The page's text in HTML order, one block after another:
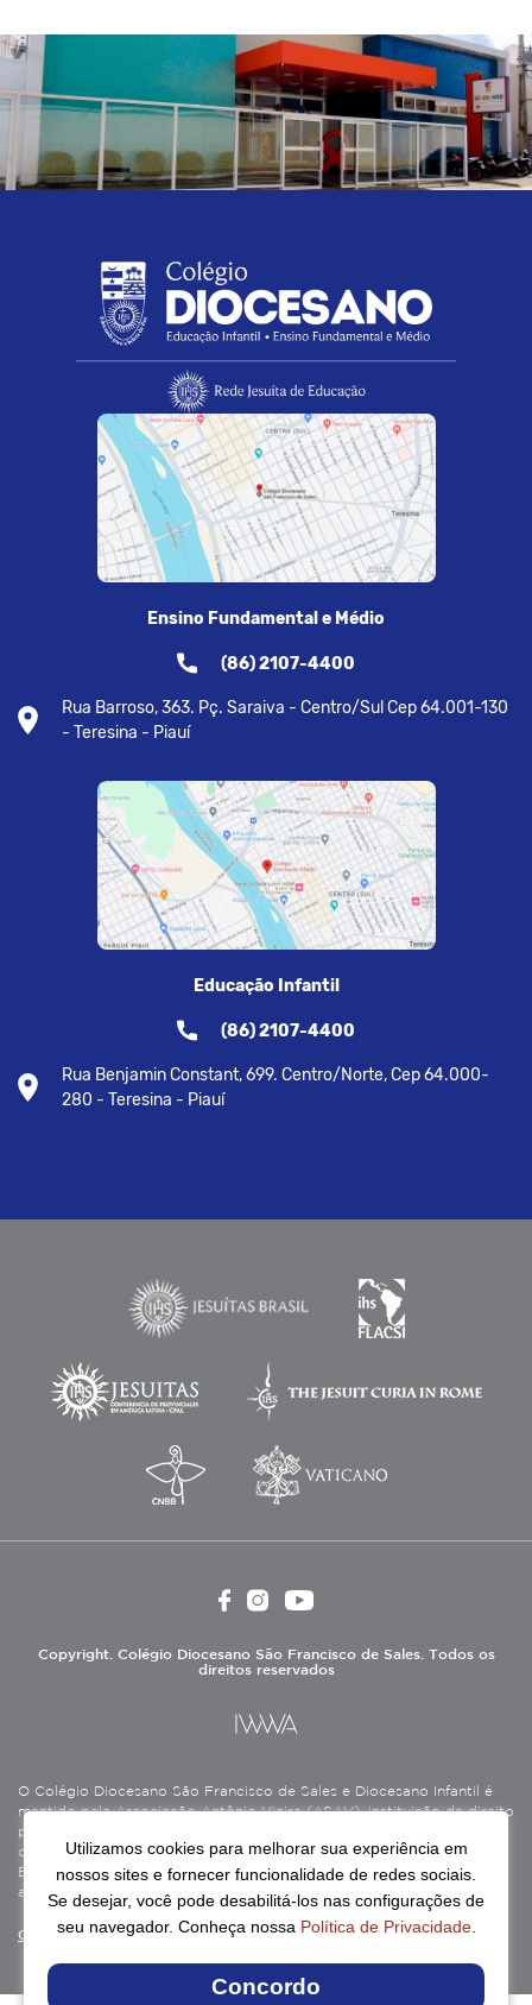
Ensino Fundamental e Médio
(86) 2107-4400
Rua Barroso, 363. Pç. Saraiva - Centro/Sul Cep 64.001-130
- Teresina - Piauí
Educação Infantil
(86) 2107-4400
Rua Benjamin Constant, 699. Centro/Norte, Cep 64.000-
280 - Teresina - Piauí
Copyright. Colégio Diocesano São Francisco de Sales. Todos os
direitos reservados
O Colégio Diocesano São Francisco de Sales e Diocesano Infantil é
mantido pela Associação Antônio Vieira (ASAV), instituição de direito
privado sem fins lucrativos, filantrópica, de natureza educativa,
cultural, assistencial e beneficente, certificada como Entidade
Beneficente de Assistência Social (CEBAS), nas áreas de educação e
assistência social.
Continue lendo
Utilizamos cookies para melhorar sua experiência em
nossos sites e fornecer funcionalidade de redes sociais.
Se desejar, você pode desabilitá-los nas configurações de
seu navegador. Conheça nossa Política de Privacidade.
Concordo